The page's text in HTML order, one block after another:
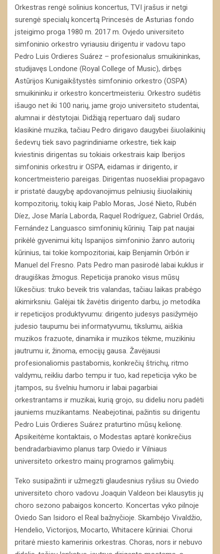
Orkestras rengė solinius koncertus, TVI įrašus ir netgi
surengė specialų koncertą Princesės de Asturias fondo
įsteigimo proga 1980 m. 2017 m. Ovjedo universiteto
simfoninio orkestro vyriausiu dirigentu ir vadovu tapo
Pedro Luis Ordieres Suárez – profesionalus smuikininkas,
studijavęs Londone (Royal College of Music), dirbęs
Astūrijos Kunigaikštystės simfoninio orkestro (OSPA)
smuikininku ir orkestro koncertmeisteriu. Orkestro sudėtis
išaugo net iki 100 narių, jame grojo universiteto studentai,
alumnai ir dėstytojai. Didžiąją repertuaro dalį sudaro
klasikinė muzika, tačiau Pedro dirigavo daugybei šiuolaikinių
šedevrų tiek savo pagrindiniame orkestre, tiek kaip
kviestinis dirigentas su tokiais orkestrais kaip Iberijos
simfoninis orkestru ir OSPA, eidamas ir dirigento, ir
koncertmeisterio pareigas. Dirigentas nuosekliai propagavo
ir pristatė daugybę apdovanojimus pelniusių šiuolaikinių
kompozitorių, tokių kaip Pablo Moras, José Nieto, Rubén
Díez, Jose María Laborda, Raquel Rodríguez, Gabriel Ordás,
Fernández Languasco simfoninių kūrinių. Taip pat naujai
prikėlė gyvenimui kitų Ispanijos simfoninio žanro autorių
kūrinius, tai tokie kompozitoriai, kaip Benjamín Orbón ir
Manuel del Fresno. Pats Pedro man pasirodė labai kuklus ir
draugiškas žmogus. Repeticija pranoko visus mūsų
lūkesčius: truko beveik tris valandas, tačiau laikas prabėgo
akimirksniu. Galėjai tik žavėtis dirigento darbu, jo metodika
ir repeticijos produktyvumu: dirigento judesys pasižymėjo
judesio taupumu bei informatyvumu, tikslumu, aiškia
muzikos frazuote, dinamika ir muzikos tėkme, muzikiniu
jautrumu ir, žinoma, emocijų gausa. Žavėjausi
profesionaliomis pastabomis, konkrečių štrichų, ritmo
valdymu, reikliu darbo tempu ir tuo, kad repeticija vyko be
įtampos, su švelniu humoru ir labai pagarbiai
orkestrantams ir muzikai, kurią grojo, su dideliu noru padėti
jauniems muzikantams. Neabejotinai, pažintis su dirigentu
Pedro Luis Ordieres Suárez praturtino mūsų kelionę.
Apsikeitėme kontaktais, o Modestas aptarė konkrečius
bendradarbiavimo planus tarp Oviedo ir Vilniaus
universiteto orkestro mainų programos galimybių.
Teko susipažinti ir užmegzti glaudesnius ryšius su Oviedo
universiteto choro vadovu Joaquin Valdeon bei klausytis jų
choro sezono pabaigos koncerto. Koncertas vyko pilnoje
Oviedo San Isidoro el Real bažnyčioje. Skambėjo Vivaldžio,
Hendelio, Victorijos, Mocarto, Whitacere kūriniai. Chorui
pritarė miesto kamerinis orkestras. Choras, nors ir nebuvo